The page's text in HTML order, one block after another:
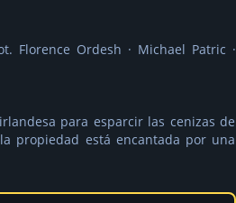
Florence Ordesh · Michael Patric ·
para esparcir las cenizas de
propiedad está encantada por una